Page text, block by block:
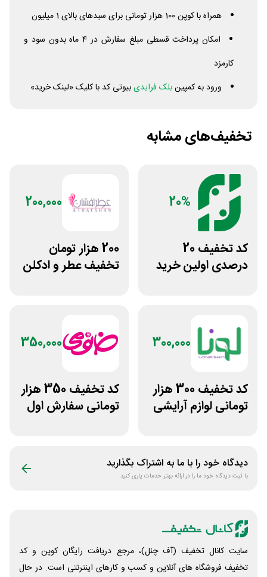
همراه با کوپن 100 هزار تومانی برای سبدهای بالای 1 میلیون
امکان پرداخت قسطی مبلغ سفارش در 4 ماه بدون سود و
کارمزد
ورود به کمپینبلک فرایدیبیوتی کد با کلیک «لینک خرید»
تخفیف‌های مشابه
20%
کد تخفیف 20
درصدی اولین خرید
200,000
200 هزار تومان
تخفیف عطر و ادکلن
300,000
کد تخفیف 300 هزار
تومانی لوازم آرایشی
350,000
کد تخفیف 350 هزار
تومانی سفارش اول
دیدگاه خود را با ما به اشتراک بگذارید
با ثبت دیدگاه خود ما را در ارائه بهتر خدمات یاری کنید
سایت کانال تخفیف (آف چنل)، مرجع دریافت رایگان کوپن و کد
تخفیف فروشگاه های آنلاین و کسب و‌ کارهای اینترنتی است. در حال